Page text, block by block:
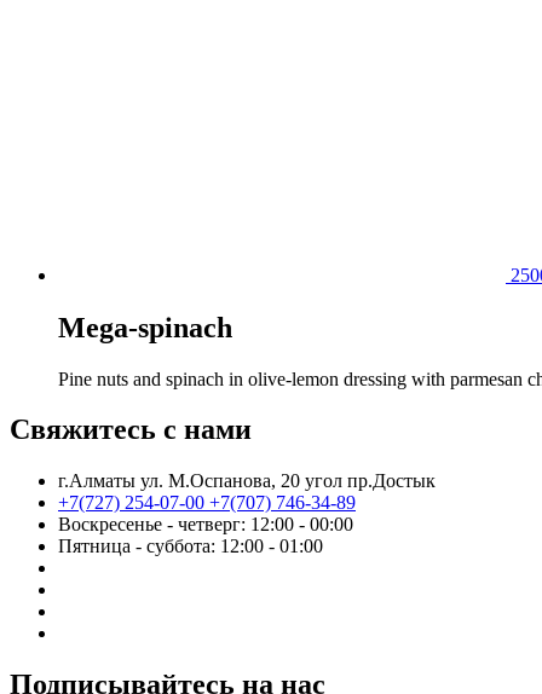
Mega-spinach
Pine nuts and spinach in olive-lemon dressing with parmesan
Свяжитесь с нами
г.Алматы ул. М.Оспанова, 20 угол пр.Достык
+7(727) 254-07-00 +7(707) 746-34-89
Воскресенье - четверг: 12:00 - 00:00
Пятница - суббота: 12:00 - 01:00
Подписывайтесь на нас